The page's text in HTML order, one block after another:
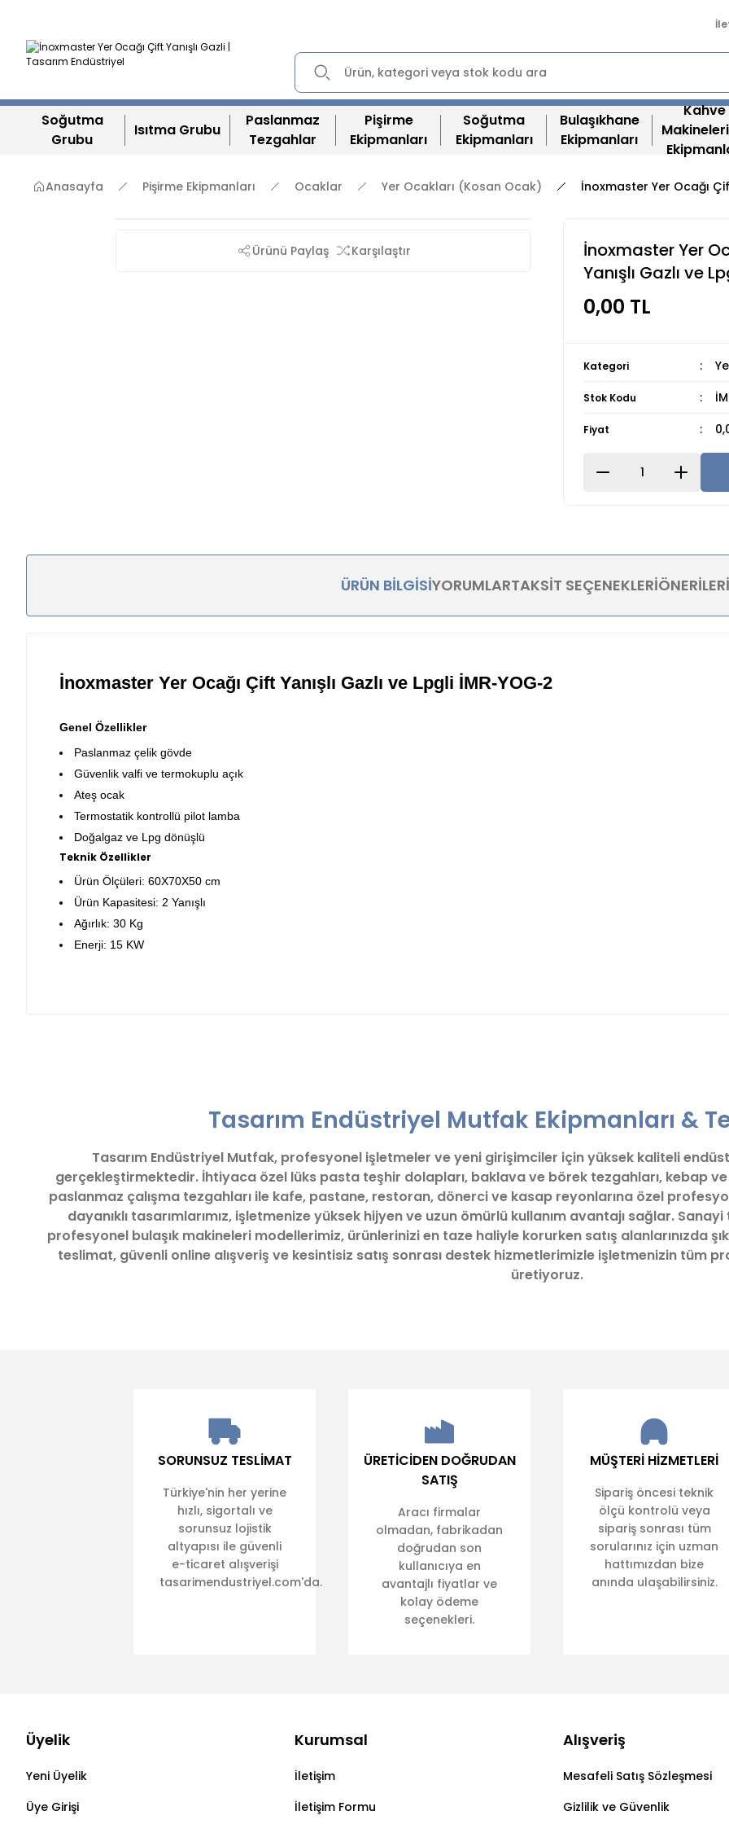
Soğutma
Grubu
Isıtma Grubu
Paslanmaz
Tezgahlar
Pişirme
Ekipmanları
Soğutma
Ekipmanları
Bulaşıkhane
Ekipmanları
Kahve
Anasayfa Pişirme Ekipmanları Ocaklar Yer Ocakları (Kosan Ocak) İnoxmaster Yer Ocağı
Ürünü Paylaş Karşılaştır
İnoxmaster Yer
Yanışlı Gazlı ve
0,00 TL
Kategori
Stok Kodu
Fiyat
ÜRÜN BILGISIYORUMLARTAKSIT SEÇENEKLERI
İnoxmaster Yer Ocağı Çift Yanışlı Gazlı ve Lpgli İMR-YOG-2
Genel Özellikler
Paslanmaz çelik gövde
Güvenlik valfi ve termokuplu açık
Ateş ocak
Termostatik kontrollü pilot lamba
Doğalgaz ve Lpg dönüşlü
Teknik Özellikler
Ürün Ölçüleri: 60X70X50 cm
Ürün Kapasitesi: 2 Yanışlı
Ağırlık: 30 Kg
Enerji: 15 KW
Yorum Yaz
Ürün resmi kalitesiz, bozuk veya görüntülenemiyor.
Ürün bilgilerinde hatalar bulunuyor.
Ürün fiyatı diğer sitelerden daha pahalı.
Bu ürüne benzer farklı alternatifler olmalı.
Tasarım Endüstriyel Mutfak Ekipmanları &
Tasarım Endüstriyel Mutfak, profesyonel işletmeler ve yeni girişimciler için yüksek kaliteli
gerçekleştirmektedir. İhtiyaca özel lüks pasta teşhir dolapları, baklava ve börek tezgahları, kebap
paslanmaz çalışma tezgahları ile kafe, pastane, restoran, dönerci ve kasap reyonlarına özel
dayanıklı tasarımlarımız, işletmenize yüksek hijyen ve uzun ömürlü kullanım avantajı sağlar.
profesyonel bulaşık makineleri modellerimiz, ürünlerinizi en taze haliyle korurken satış alanlarınızda
teslimat, güvenli online alışveriş ve kesintisiz satış sonrası destek hizmetlerimizle işletmenizin tüm
üretiyoruz.
SORUNSUZ TESLİMAT
Türkiye'nin her yerine
hızlı, sigortalı ve
sorunsuz lojistik
altyapısı ile güvenli
e-ticaret alışverişi
tasarimendustriyel.com'da.
ÜRETİCİDEN DOĞRUDAN
SATIŞ
Aracı firmalar
olmadan, fabrikadan
doğrudan son
kullanıcıya en
avantajlı fiyatlar ve
kolay ödeme
seçenekleri.
MÜŞTERİ HİZMETLERİ
Sipariş öncesi teknik
ölçü kontrolü veya
sipariş sonrası tüm
sorularınız için uzman
hattımızdan bize
anında ulaşabilirsiniz.
Üyelik
Yeni Üyelik
Üye Girişi
Kurumsal
İletişim
İletişim Formu
Alışveriş
Mesafeli Satış Sözleşmesi
Gizlilik ve Güvenlik